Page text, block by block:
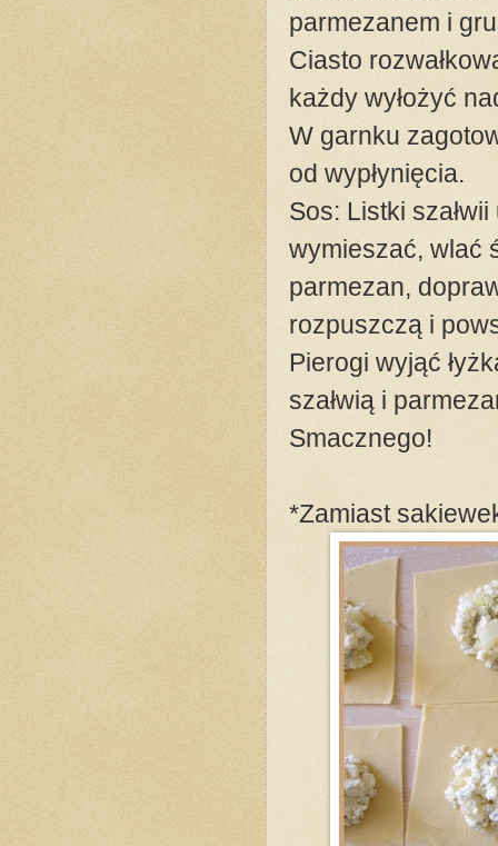
parmezanem i
Ciasto
każdy wyłożyć
W garnku
od wypłynięcia.
Sos: Listki
wymieszać, wlać
parmezan,
rozpuszczą i
Pierogi wyjąć
szałwią i
Smacznego!
*Zamiast